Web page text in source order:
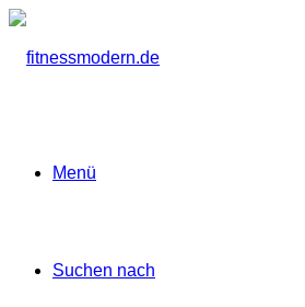
Menü
Suchen nach